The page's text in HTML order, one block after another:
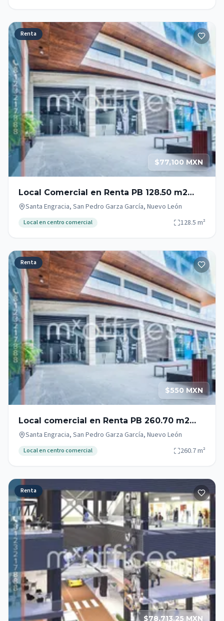
Renta
$77,100 MXN
Local Comercial en Renta PB 128.50 m2
Campestre en San Pedro Garza García
Santa Engracia, San Pedro Garza García, Nuevo León
Local en centro comercial 128.5 m²
Renta
$550 MXN
Local comercial en Renta PB 260.70 m2
Zona Campestre San Pedro Garza García
Santa Engracia, San Pedro Garza García, Nuevo León
Local en centro comercial 260.7m²
Renta
$78,713.25 MXN